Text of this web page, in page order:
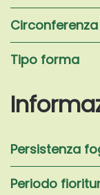
Circonferenza
Tipo forma
Persistenza
Periodo